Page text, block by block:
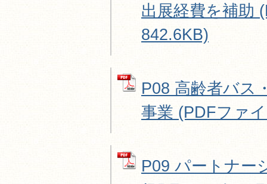
出展経費を補助
842.6KB)
P08 高齢者バス
事業 (PDFファ
P09 パートナー